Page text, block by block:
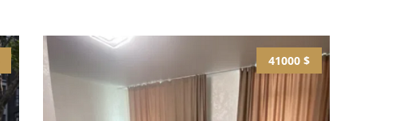
41000 $